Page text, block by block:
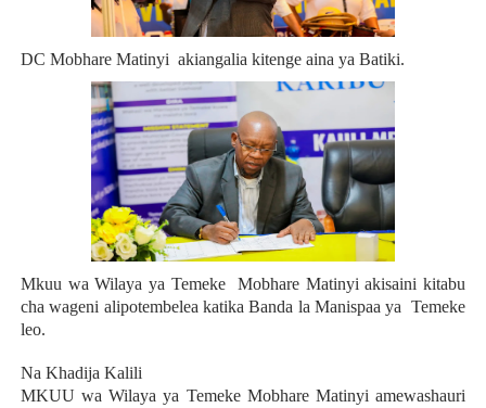
DC Mobhare Matinyi akiangalia kitenge aina ya Batiki.
Mkuu wa Wilaya ya Temeke Mobhare Matinyi akisaini kitabu
cha wageni alipotembelea katika Banda la Manispaa ya Temeke
leo.
Na Khadija Kalili
MKUU wa Wilaya ya Temeke Mobhare Matinyi amewashauri